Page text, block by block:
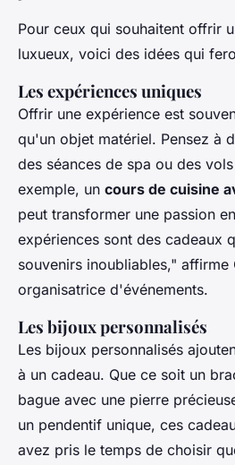
Pour ceux qui souhaitent offrir
luxueux, voici des idées qui
Les expériences uniques
Offrir une expérience est
qu'un objet matériel. Pensez à
des séances de spa ou des
exemple, un cours de cuisine
peut transformer une passion
expériences sont des cadeaux
souvenirs inoubliables," affirme
organisatrice d'événements.
Les bijoux personnalisés
Les bijoux personnalisés
à un cadeau. Que ce soit un
bague avec une pierre
un pendentif unique, ces
avez pris le temps de choisir